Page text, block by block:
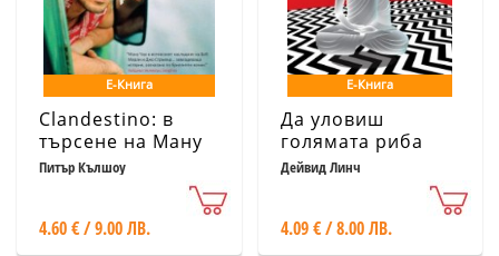
Е-Книга
Clandestino: в
търсене на Ману
Чао
Питър Кълшоу
4.60 € / 9.00 ЛВ.
Е-Книга
Да уловиш
голямата риба
Дейвид Линч
4.09 € / 8.00 ЛВ.